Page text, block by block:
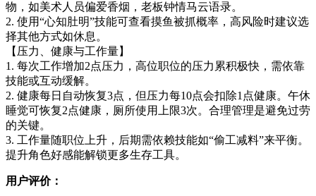
物，如美术人员偏爱香烟，老板钟情马云语录。
2. 使用“心知肚明”技能可查看摸鱼被抓概率，高风险时建议选
择其他方式如休息。
【压力、健康与工作量】
1. 每次工作增加2点压力，高位职位的压力累积极快，需依靠
技能或互动缓解。
2. 健康每日自动恢复3点，但压力每10点会扣除1点健康。午休
睡觉可恢复2点健康，厕所使用上限3次。合理管理是避免过劳
的关键。
3. 工作量随职位上升，后期需依赖技能如“偷工减料”来平衡。
提升角色好感能解锁更多生存工具。
用户评价：